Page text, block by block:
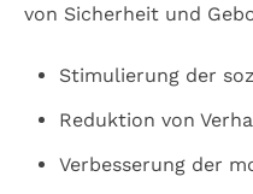
von Sicherheit und
Stimulierung der
Reduktion von
Verbesserung der